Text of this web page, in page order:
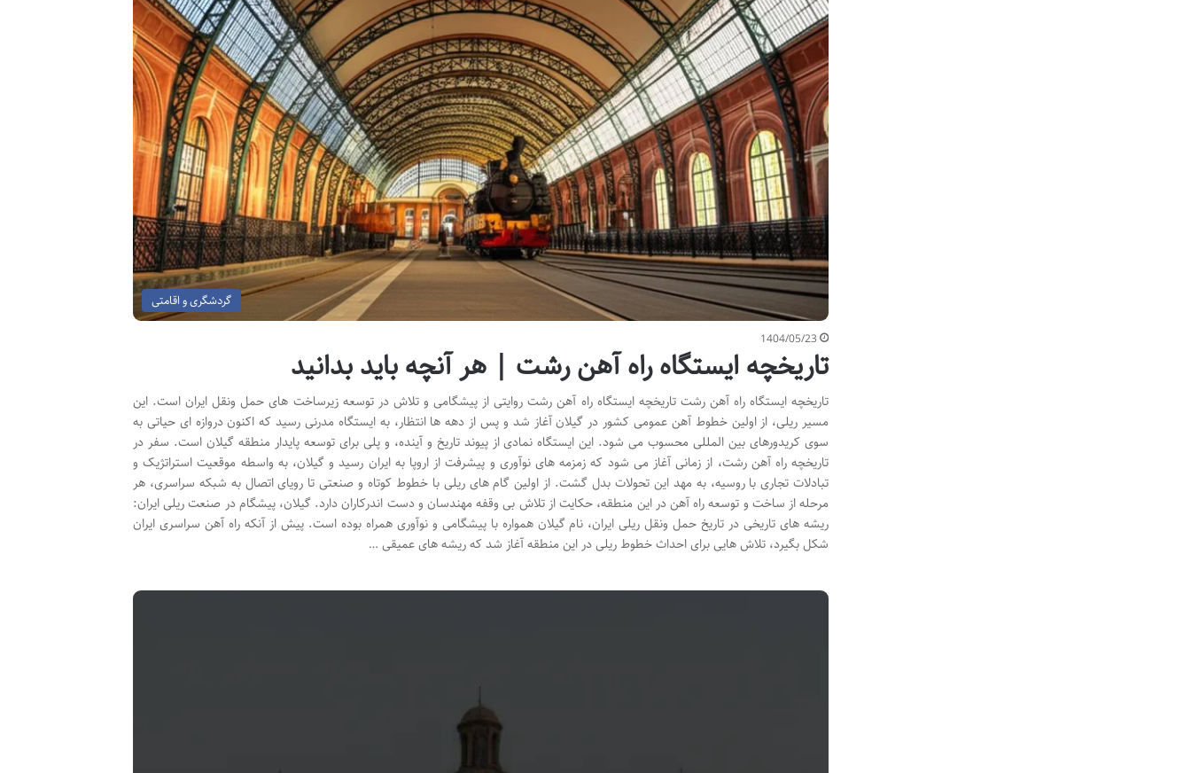
گردشگری و اقامتی
1404/05/23
تاریخچه ایستگاه راه آهن رشت | هر آنچه باید بدانید
تاریخچه ایستگاه راه آهن رشت تاریخچه ایستگاه راه آهن رشت روایتی از پیشگامی و تلاش در توسعه زیرساخت های حمل ونقل ایران است. این
مسیر ریلی، از اولین خطوط آهن عمومی کشور در گیلان آغاز شد و پس از دهه ها انتظار، به ایستگاه مدرنی رسید که اکنون دروازه ای حیاتی به
سوی کریدورهای بین المللی محسوب می شود. این ایستگاه نمادی از پیوند تاریخ و آینده، و پلی برای توسعه پایدار منطقه گیلان است. سفر در
تاریخچه راه آهن رشت، از زمانی آغاز می شود که زمزمه های نوآوری و پیشرفت از اروپا به ایران رسید و گیلان، به واسطه موقعیت استراتژیک و
تبادلات تجاری با روسیه، به مهد این تحولات بدل گشت. از اولین گام های ریلی با خطوط کوتاه و صنعتی تا رویای اتصال به شبکه سراسری، هر
مرحله از ساخت و توسعه راه آهن در این منطقه، حکایت از تلاش بی وقفه مهندسان و دست اندرکاران دارد. گیلان، پیشگام در صنعت ریلی ایران:
ریشه های تاریخی در تاریخ حمل ونقل ریلی ایران، نام گیلان همواره با پیشگامی و نوآوری همراه بوده است. پیش از آنکه راه آهن سراسری ایران
شکل بگیرد، تلاش هایی برای احداث خطوط ریلی در این منطقه آغاز شد که ریشه های عمیقی …